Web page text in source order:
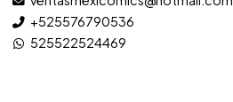
+525576790536
525522524469